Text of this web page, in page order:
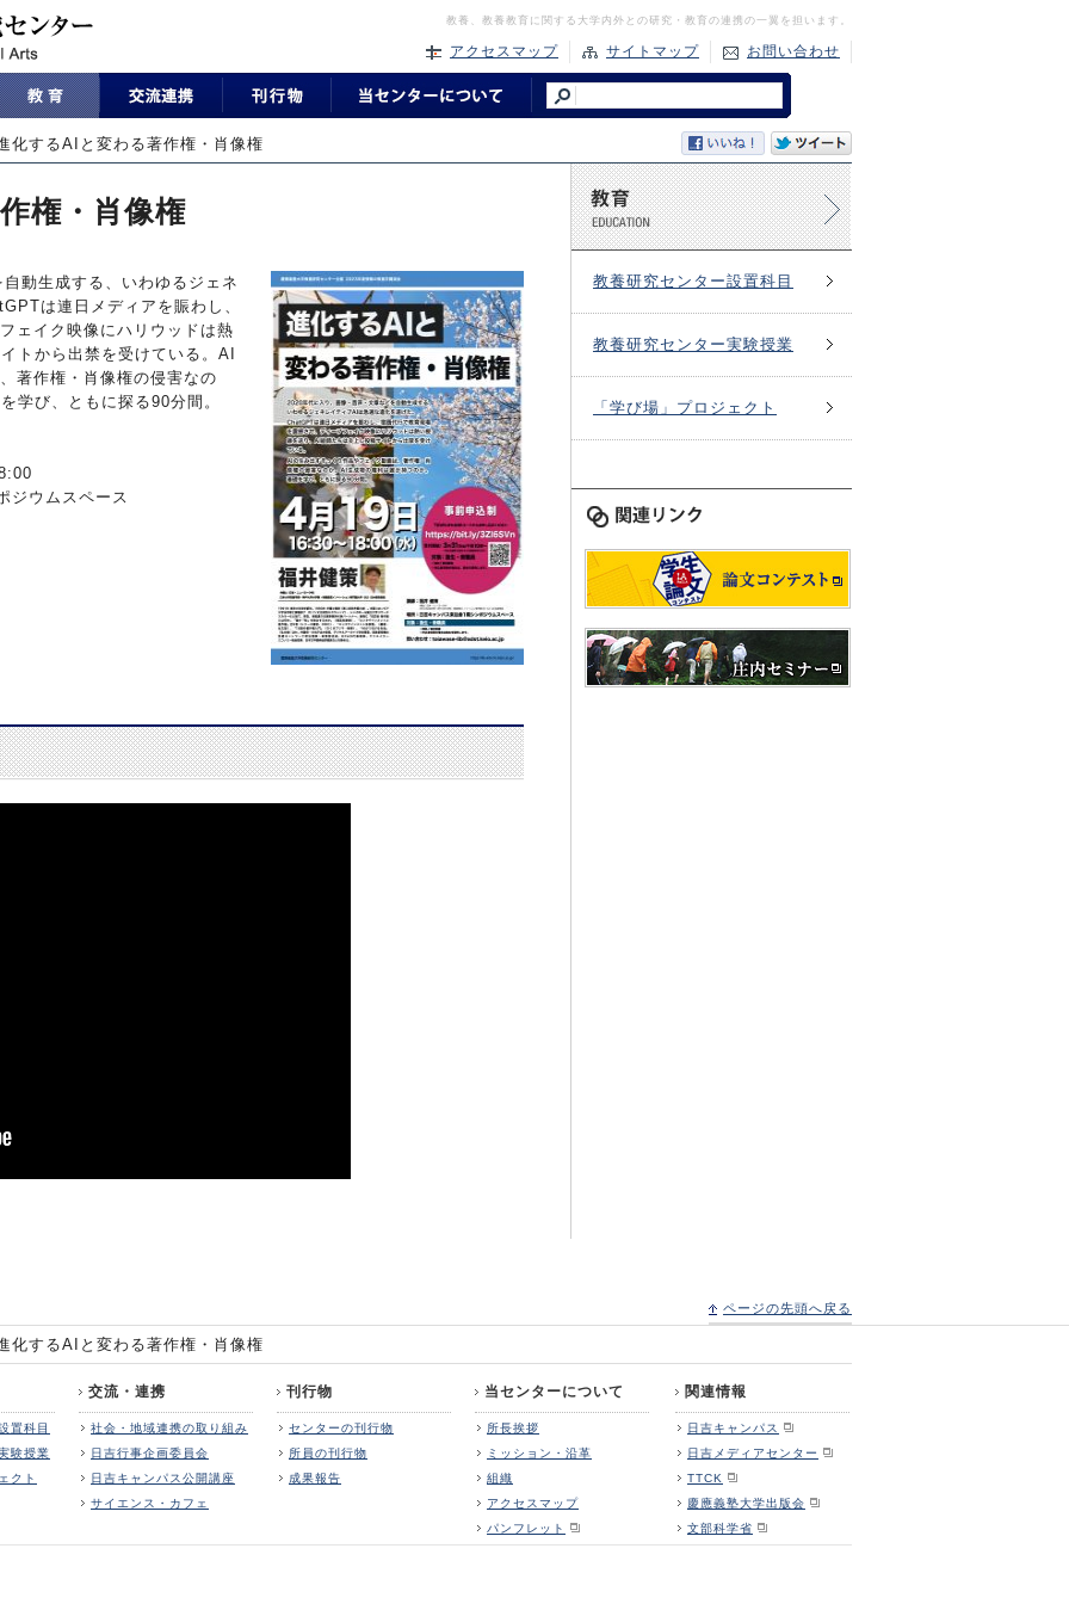
教養、教養教育に関する大学内外との研究・教育の連携の一翼を担います。
アクセスマップ サイトマップ お問い合わせ
化するAIと変わる著作権・肖像権
権・肖像権
動生成する、いわゆるジェネ
は連日メディアを賑わし、
ェイク映像にハリウッドは熱
トから出禁を受けている。AI
著作権・肖像権の侵害なの
学び、ともに探る90分間。
ジウムスペース
教養研究センター設置科目
教養研究センター実験授業
「学び場」プロジェクト
ページの先頭へ戻る
化するAIと変わる著作権・肖像権
置科目
験授業
クト
交流・連携
社会・地域連携の取り組み
日吉行事企画委員会
日吉キャンパス公開講座
サイエンス・カフェ
刊行物
センターの刊行物
所員の刊行物
成果報告
当センターについて
所長挨拶
ミッション・沿革
組織
アクセスマップ
パンフレット
関連情報
日吉キャンパス
日吉メディアセンター
TTCK
慶應義塾大学出版会
文部科学省